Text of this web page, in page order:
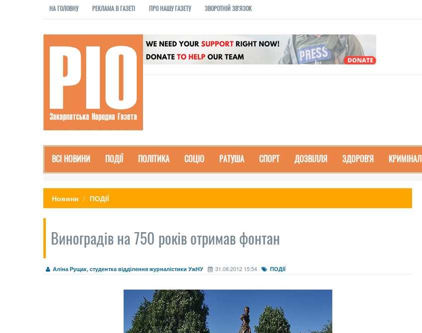
НА ГОЛОВНУ РЕКЛАМА В ГАЗЕТІ ПРО НАШУ ГАЗЕТУ ЗВОРОТНІЙ ЗВ'ЯЗОК
ВСІ НОВИНИ ПОДІЇ ПОЛІТИКА СОЦІО РАТУША СПОРТ ДОЗВІЛЛЯ ЗДОРОВ'Я КРИМІНАЛ
Новини ПОДІЇ
Виноградів на 750 років отримав фонтан
Аліна Рущак, студентка відділення журналістики УжНУ 31.08.2012 15:54 ПОДІЇ